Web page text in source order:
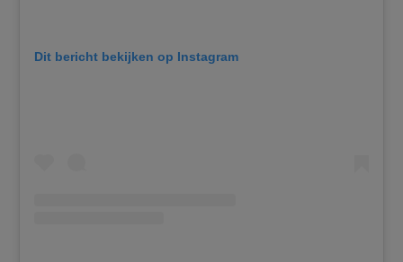
Dit bericht bekijken op Instagram